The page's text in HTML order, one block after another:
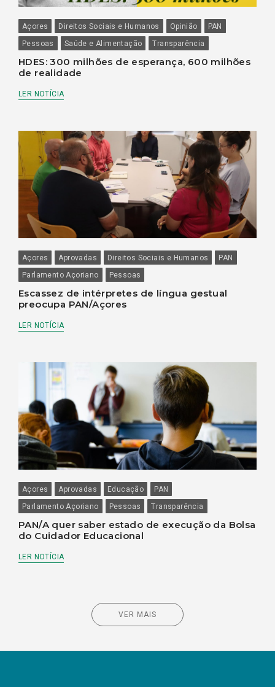
Açores Direitos Sociais e Humanos Opinião
PAN
Pessoas
Saúde e Alimentação Transparência
HDES: 300 milhões de esperança, 600 milhões
de realidade
LER NOTÍCIA
Açores Aprovadas Direitos Sociais e Humanos
PAN
Parlamento Açoriano
Pessoas
Escassez de intérpretes de língua gestual
preocupa PAN/Açores
LER NOTÍCIA
Açores Aprovadas Educação
PAN
Parlamento Açoriano
Pessoas Transparência
PAN/A quer saber estado de execução da Bolsa
do Cuidador Educacional
LER NOTÍCIA
VER MAIS